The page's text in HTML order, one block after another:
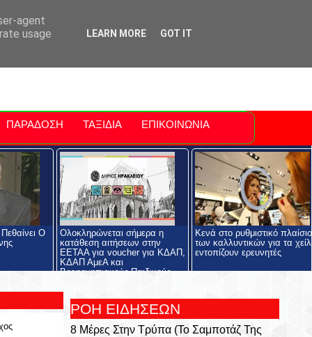
Polis
ΠΑΡΑΔΟΣΗ ΤΑΞΙΔΙΑ ΕΠΙΚΟΙΝΩΝΙΑ
Ο
Ολοκληρώνεται σήμερα η
κατάθεση αιτήσεων στην
ΕΕΤΑΑ για voucher για ΚΔΑΠ,
ΚΔΑΠ ΑμεΑ και
Βρεφονηπιακούς-Παιδικούς
Κενά στο ρυθμιστικό πλαίσιο
των καλλυντικών για τα
εντοπίζουν ερευνητές
ΡΟΗ ΕΙΔΗΣΕΩΝ
8 Μέρες Στην Τρύπα (Το Σαμποτάζ Της
agent
usage
LEARN MORE GOT IT